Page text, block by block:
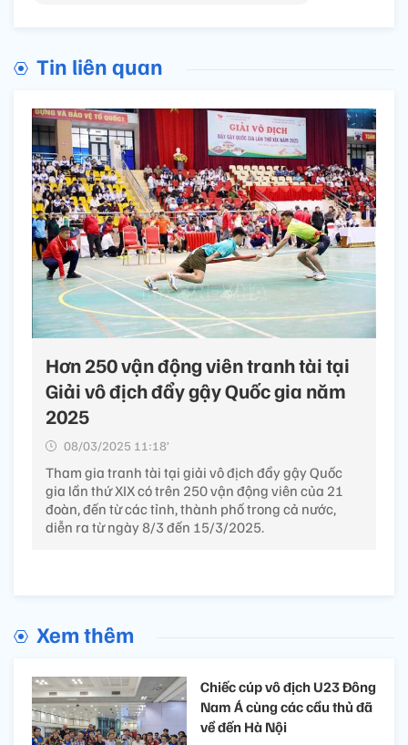
Tin liên quan
Hơn 250 vận động viên tranh tài tại
Giải vô địch đẩy gậy Quốc gia năm
2025
08/03/2025 11:18’
Tham gia tranh tài tại giải vô địch đẩy gậy Quốc
gia lần thứ XIX có trên 250 vận động viên của 21
đoàn, đến từ các tỉnh, thành phố trong cả nước,
diễn ra từ ngày 8/3 đến 15/3/2025.
Xem thêm
Chiếc cúp vô địch U23 Đông
Nam Á cùng các cầu thủ đã
về đến Hà Nội